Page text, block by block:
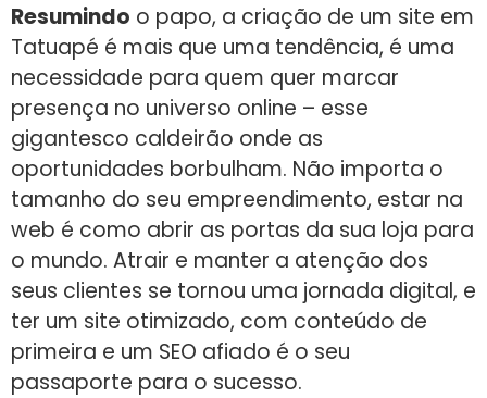
Resumindo o papo, a criação de um site em
Tatuapé é mais que uma tendência, é uma
necessidade para quem quer marcar
presença no universo online – esse
gigantesco caldeirão onde as
oportunidades borbulham. Não importa o
tamanho do seu empreendimento, estar na
web é como abrir as portas da sua loja para
o mundo. Atrair e manter a atenção dos
seus clientes se tornou uma jornada digital, e
ter um site otimizado, com conteúdo de
primeira e um SEO afiado é o seu
passaporte para o sucesso.